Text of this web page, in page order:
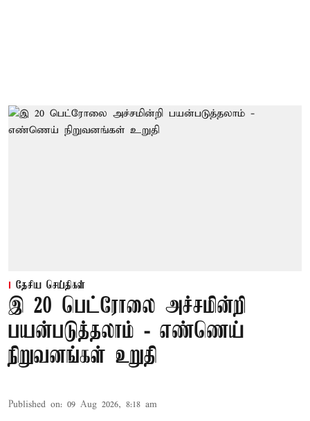
தேசிய செய்திகள்
இ 20 பெட்ரோலை அச்சமின்றி
பயன்படுத்தலாம் - எண்ணெய்
நிறுவனங்கள் உறுதி
Published on: 09 Aug 2026, 8:18 am